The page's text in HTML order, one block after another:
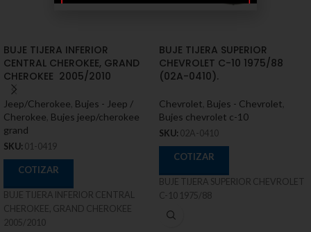
BUJE TIJERA INFERIOR
CENTRAL CHEROKEE, GRAND
CHEROKEE 2005/2010
Jeep/Cherokee Bujes - Jeep /
Cherokee Bujes jeep/cherokee
grand
SKU: 01-0419
COTIZAR
BUJE TIJERA INFERIOR CENTRAL
CHEROKEE, GRAND CHEROKEE
2005/2010
BUJE TIJERA SUPERIOR
CHEVROLET C-10 1975/88
(02A-0410).
Chevrolet Bujes - Chevrolet
Bujes chevrolet c-10
SKU: 02A-0410
COTIZAR
BUJE TIJERA SUPERIOR CHEVROLET
C-10 1975/88